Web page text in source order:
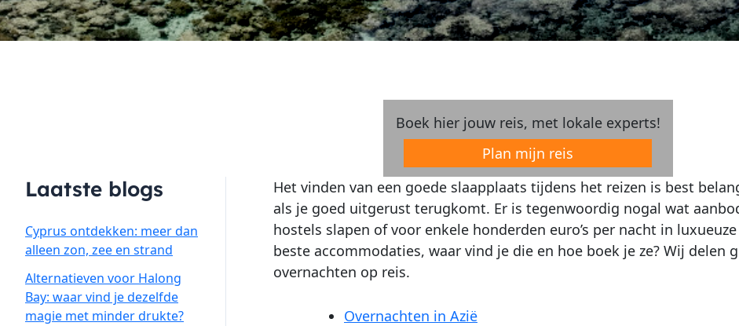
Boek hier jouw reis, met lokale experts!
Plan mijn reis
Laatste blogs
Cyprus ontdekken: meer dan
alleen zon, zee en strand
Alternatieven voor Halong
Bay: waar vind je dezelfde
magie met minder drukte?
Het vinden van een goede slaapplaats tijdens het reizen is best
als je goed uitgerust terugkomt. Er is tegenwoordig nogal wat
hostels slapen of voor enkele honderden euro’s per nacht in
beste accommodaties, waar vind je die en hoe boek je ze? Wij delen
overnachten op reis.
Overnachten in Azië